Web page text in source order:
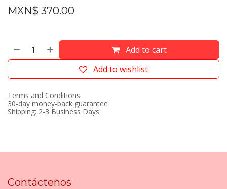
MXN$ 370.00
Add to cart
Add to wishlist
Terms and Conditions
30-day money-back guarantee
Shipping: 2-3 Business Days
Contáctenos